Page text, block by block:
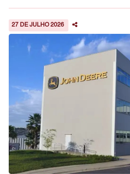
27 DE JULHO 2026